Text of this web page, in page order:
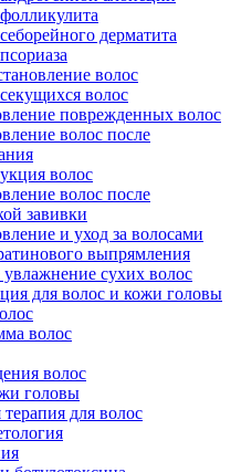
дерматита
волос
волос
поврежденных волос
волос после
волос
волос после
завивки
и уход за волосами
выпрямления
увлажнение сухих волос
для волос и кожи головы
волос
волос
головы
для волос